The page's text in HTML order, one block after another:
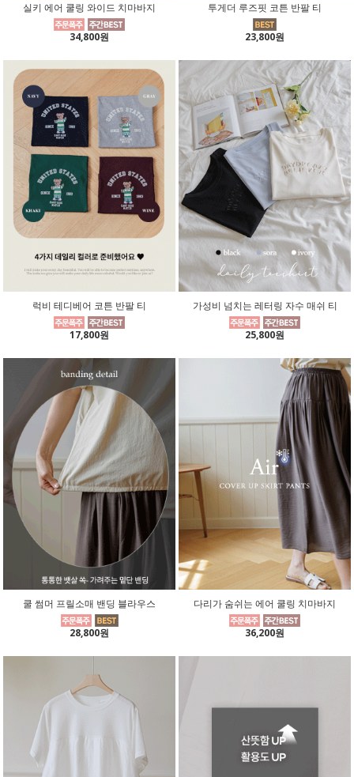
실키 에어 쿨링 와이드 치마바지
34,800원
투게더 루즈핏 코튼 반팔 티
23,800원
럭비 테디베어 코튼 반팔 티
17,800원
가성비 넘치는 레터링 자수 매쉬 티
25,800원
쿨 썸머 프릴소매 밴딩 블라우스
28,800원
다리가 숨쉬는 에어 쿨링 치마바지
36,200원